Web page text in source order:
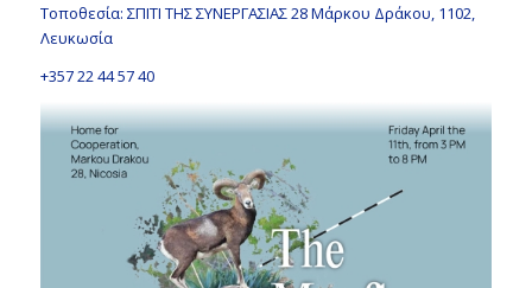
Τοποθεσία: ΣΠΙΤΙ ΤΗΣ ΣΥΝΕΡΓΑΣΙΑΣ 28 Μάρκου Δράκου, 1102,
Λευκωσία
+357 22 44 57 40